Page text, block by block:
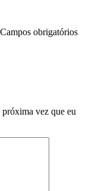
Campos obrigatórios
próxima vez que eu